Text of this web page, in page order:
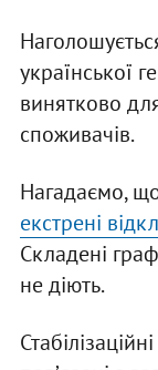
української
винятково
споживачів.
Нагадаємо,
екстрені
Складені
не діють.